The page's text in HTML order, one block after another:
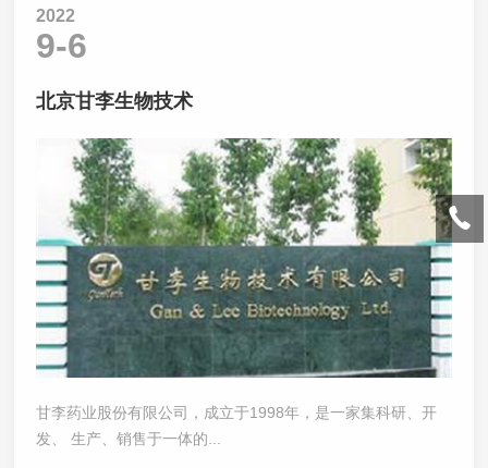
2022
9-6
北京甘李生物技术
甘李药业股份有限公司，成立于1998年，是一家集科研、开
发、 生产、销售于一体的...